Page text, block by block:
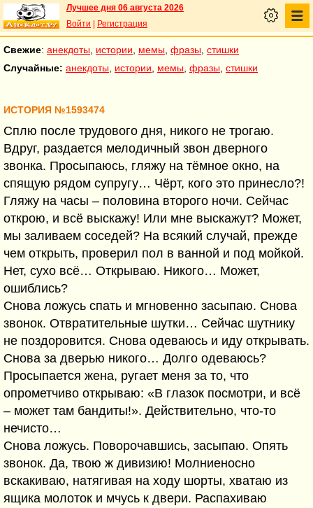
Лучшее дня 06 августа 2026
Войти
Регистрация
Свежие: анекдоты истории мемы фразы стишки
Случайные: анекдоты истории мемы фразы стишки
ИСТОРИЯ №1593474
Сплю после трудового дня, никого не трогаю.
Вдруг, раздается мелодичный звон дверного
звонка. Просыпаюсь, гляжу на тёмное окно, на
спящую рядом супругу… Чёрт, кого это принесло?!
Гляжу на часы – половина второго ночи. Сейчас
открою, и всё выскажу! Или мне выскажут? Может,
мы заливаем соседей? На всякий случай, прежде
чем открыть, проверил пол в ванной и под мойкой.
Нет, сухо всё… Открываю. Никого… Может,
ошиблись?
Снова ложусь спать и мгновенно засыпаю. Снова
звонок. Отвратительные шутки… Сейчас шутнику
не поздоровится. Снова одеваюсь и иду открывать.
Снова за дверью никого… Долго одеваюсь?
Просыпается жена, ругает меня за то, что
опрометчиво открываю: «В глазок посмотри, и всё
– может там бандиты!». Действительно, что-то
нечисто…
Снова ложусь. Поворочавшись, засыпаю. Опять
звонок. Да, твою ж дивизию! Молниеносно
вскакиваю, натягивая на ходу шорты, хватаю из
ящика молоток и мчусь к двери. Распахиваю